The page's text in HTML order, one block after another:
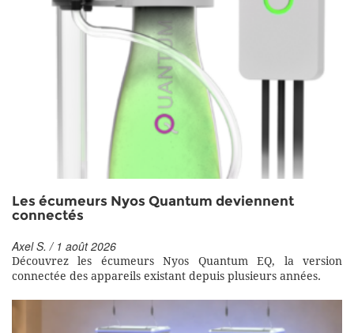
Les écumeurs Nyos Quantum deviennent
connectés
Axel S. / 1 août 2026
Découvrez les écumeurs Nyos Quantum EQ, la version
connectée des appareils existant depuis plusieurs années.